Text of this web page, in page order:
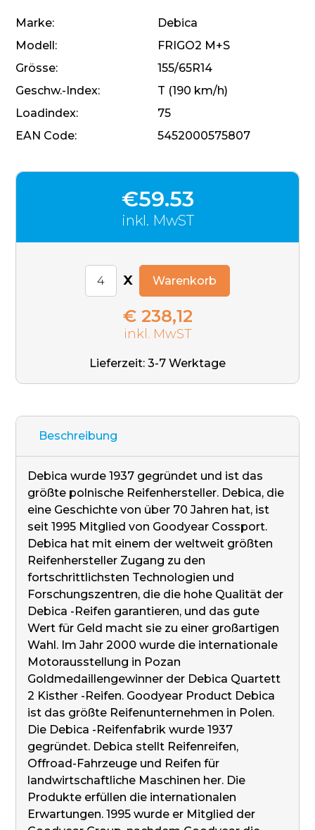
Marke
Debica
Modell
FRIGO2 M+S
Grösse
155/65R14
Geschw.-Index
T (190 km/h)
Loadindex
75
EAN Code
5452000575807
€59.53
inkl. MwST
x Warenkorb
€ 238,12
inkl. MwST
Lieferzeit: 3-7 Werktage
Beschreibung
Debica wurde 1937 gegründet und ist das
größte polnische Reifenhersteller. Debica, die
eine Geschichte von über 70 Jahren hat, ist
seit 1995 Mitglied von Goodyear Cossport.
Debica hat mit einem der weltweit größten
Reifenhersteller Zugang zu den
fortschrittlichsten Technologien und
Forschungszentren, die die hohe Qualität der
Debica -Reifen garantieren, und das gute
Wert für Geld macht sie zu einer großartigen
Wahl. Im Jahr 2000 wurde die internationale
Motorausstellung in Pozan
Goldmedaillengewinner der Debica Quartett
2 Kisther -Reifen. Goodyear Product Debica
ist das größte Reifenunternehmen in Polen.
Die Debica -Reifenfabrik wurde 1937
gegründet. Debica stellt Reifenreifen,
Offroad-Fahrzeuge und Reifen für
landwirtschaftliche Maschinen her. Die
Produkte erfüllen die internationalen
Erwartungen. 1995 wurde er Mitglied der